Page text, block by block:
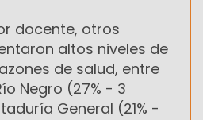
docente, otros
altos niveles de
de salud, entre
Negro (27% - 3
General (21% -